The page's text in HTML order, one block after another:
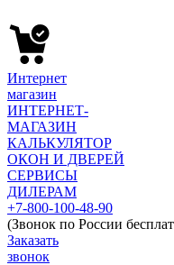
Интернет
магазин
ИНТЕРНЕТ-
МАГАЗИН
КАЛЬКУЛЯТОР
ОКОН И ДВЕРЕЙ
СЕРВИСЫ
ДИЛЕРАМ
+7-800-100-48-90
(Звонок по России
Заказать
звонок